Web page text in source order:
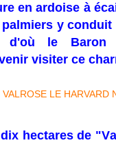
en ardoise à
palmiers y
d'où le Baron
visiter ce
hectares de